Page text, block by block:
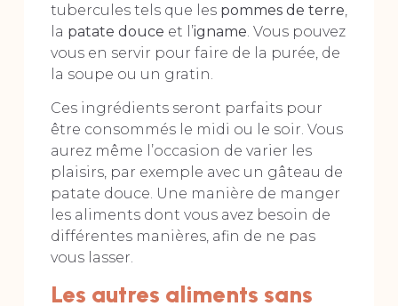
tubercules tels que les pommes de terre
la patate douce et l’igname . Vous pouvez
vous en servir pour faire de la purée, de
la soupe ou un gratin.
Ces ingrédients seront parfaits pour
être consommés le midi ou le soir. Vous
aurez même l’occasion de varier les
plaisirs, par exemple avec un gâteau de
patate douce. Une manière de manger
les aliments dont vous avez besoin de
différentes manières, afin de ne pas
vous lasser.
Les autres aliments sans